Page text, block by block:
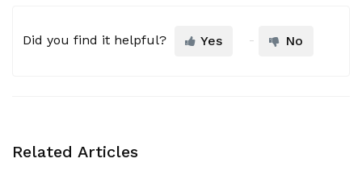
Did you find it helpful? Yes No
Related Articles